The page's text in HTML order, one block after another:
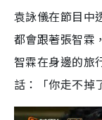
袁詠儀在節目中
都會跟著張智霖
智霖在身邊的旅
話：「你走不掉